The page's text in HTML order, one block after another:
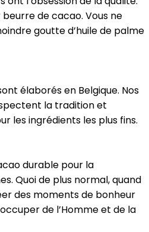
de cacao. Vous ne
goutte d’huile de palme
élaborés en Belgique. Nos
la tradition et
les ingrédients les plus fins.
durable pour la
Quoi de plus normal, quand
des moments de bonheur
de l’Homme et de la